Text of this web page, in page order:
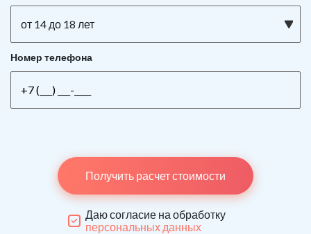
от 14 до 18 лет
Номер телефона
Получить расчет стоимости
Даю согласие на обработку
персональных данных